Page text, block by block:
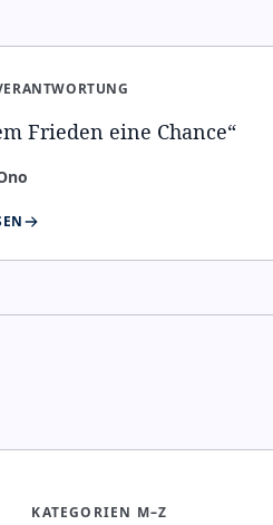
Frieden eine Chance“
KATEGORIEN M–Z